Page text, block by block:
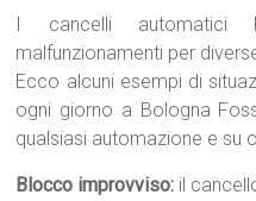
I cancelli automatici
malfunzionamenti per
Ecco alcuni esempi di
ogni giorno a Bologna
qualsiasi automazione e su
Blocco improvviso: il